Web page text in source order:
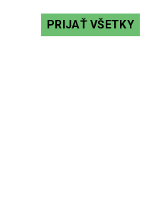
PRIJAŤ VŠETKY